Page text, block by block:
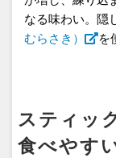
なる味わい。隠
むらさき）
を
スティッ
食べやす